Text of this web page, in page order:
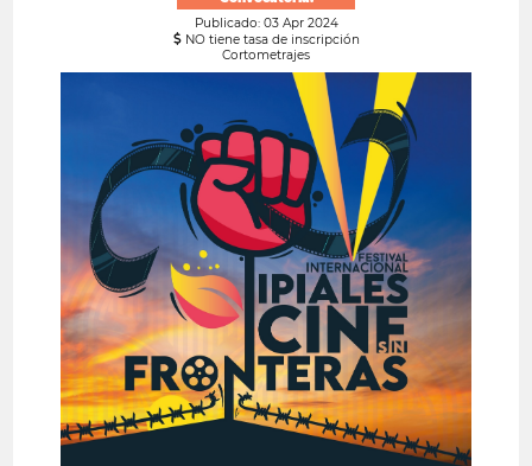
Publicado: 03 Apr 2024
NO tiene tasa de inscripción
Cortometrajes